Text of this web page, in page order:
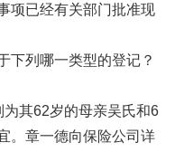
项已经有关部门批准现
下列哪一类型的登记？
其62岁的母亲吴氏和6
。章一德向保险公司详